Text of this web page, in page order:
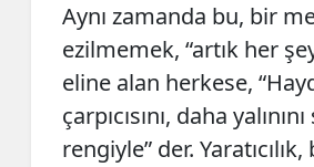
Aynı zamanda bu, bir
ezilmemek, “artık her
eline alan herkese,
çarpıcısını, daha
rengiyle” der.